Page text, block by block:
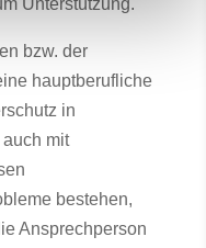
Unterstützung.
bzw. der
hauptberufliche
in
mit
bestehen,
Ansprechperson